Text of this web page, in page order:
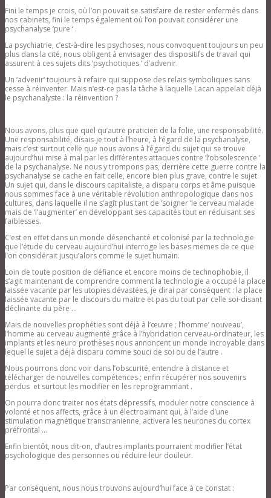
Fini le temps je crois, où l’on pouvait se satisfaire de rester enfermés dans
nos cabinets, fini le temps également où l’on pouvait considérer une
psychanalyse ‘pure ‘ .
La psychiatrie, c’est-à-dire les psychoses, nous convoquent toujours un peu
plus dans la cité, nous obligent à envisager des dispositifs de travail qui
assurent à ces sujets dits ‘psychotiques ‘ d’advenir.
Un ‘advenir’ toujours à refaire qui suppose des relais symboliques sans
cesse à réinventer. Mais n’est-ce pas la tâche à laquelle Lacan appelait déjà
le psychanalyste : la réinvention ?
Nous avons, plus que quel qu’autre praticien de la folie, une responsabilité.
Une responsabilité, disais-je tout à l’heure, à l‘égard de la psychanalyse,
mais c’est surtout celle que nous avons à l’égard du sujet qui se trouve
aujourd’hui mise à mal par les différentes attaques contre ‘l’obsolescence ‘
de la psychanalyse. Ne nous y trompons pas, derrière cette guerre contre la
psychanalyse se cache en fait celle, encore bien plus grave, contre le sujet.
Un sujet qui, dans le discours capitaliste, a disparu corps et âme puisque
nous sommes face à une véritable révolution anthropologique dans nos
cultures, dans laquelle il ne s’agit plus tant de ‘soigner ’le cerveau malade
mais de ‘l’augmenter’ en développant ses capacités tout en réduisant ses
faiblesses.
C’est en effet dans un monde désenchanté et colonisé par la technologie
que l’étude du cerveau aujourd’hui interroge les bases memes de ce que
l’on considérait jusqu’alors comme le sujet humain.
Loin de toute position de défiance et encore moins de technophobie, il
s’agit maintenant de comprendre comment la technologie a occupé la place
laissée vacante par les utopies dévastées, je dirai par conséquent : la place
laissée vacante par le discours du maitre et pas du tout par celle soi-disant
déclinante du père …
Mais de nouvelles prophéties sont déjà à l‘œuvre ; l’homme’ nouveau’,
l’homme au cerveau augmenté grâce à l’hybridation cerveau-ordinateur, les
implants et les neuro prothèses nous annoncent un monde incroyable dans
lequel le sujet a déjà disparu comme souci de soi ou de l’autre .
Nous pourrons donc voir dans l’obscurité, entendre à distance et
télécharger de nouvelles compétences ; enfin récupérer nos souvenirs
perdus et surtout les modifier en les reprogrammant .
On pourra donc traiter nos états dépressifs, moduler notre conscience à
volonté et nos affects, grâce à un électroaimant qui, à l’aide d’une
stimulation magnétique transcranienne, activera les neurones du cortex
préfrontal …
Enfin bientôt, nous dit-on, d’autres implants pourraient modifier l’état
psychologique des personnes ou réduire leur douleur.
Par conséquent, nous nous trouvons aujourd’hui face à ce constat :